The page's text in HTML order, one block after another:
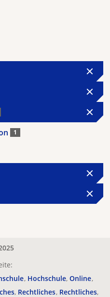
1
Hochschule Online
Rechtliches Rechtliches